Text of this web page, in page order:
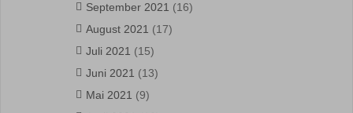
September 2021 (16)
August 2021 (17)
Juli 2021 (15)
Juni 2021 (13)
Mai 2021 (9)